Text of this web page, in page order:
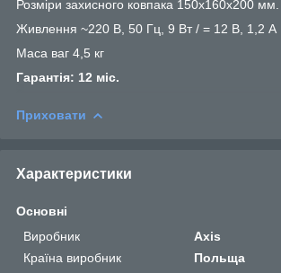
Розміри захисного ковпака 150x160x200 мм.
Живлення ~220 В, 50 Гц, 9 Вт / = 12 В, 1,2 A
Маса ваг 4,5 кг
Гарантія: 12 міс.
Приховати
Характеристики
Основні
Виробник
Axis
Країна виробник
Польща